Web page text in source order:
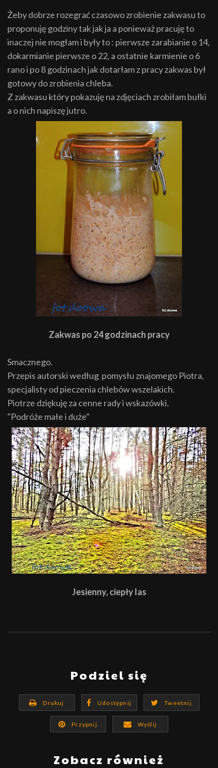
Żeby dobrze rozegrać czasowo zrobienie zakwasu to
proponuję godziny tak jak ja a ponieważ pracuję to
inaczej nie mogłam i były to : pierwsze zarabianie o 14,
dokarmianie pierwsze o 22, a ostatnie karmienie o 6
rano i po 8 godzinach jak dotarłam z pracy zakwas był
gotowy do zrobienia chleba.
Z zakwasu który pokazuję na zdjęciach zrobiłam bułki
a o nich napiszę jutro.
Zakwas po 24 godzinach pracy
Smacznego.
Przepis autorski według pomysłu znajomego Piotra,
specjalisty od pieczenia chlebów wszelakich.
Piotrze dziękuję za cenne rady i wskazówki.
"Podróże małe i duże"
Jesienny, ciepły las
Podziel się
Drukuj Udostępnij Tweetnij
Przypnij Wyślij
Zobacz również